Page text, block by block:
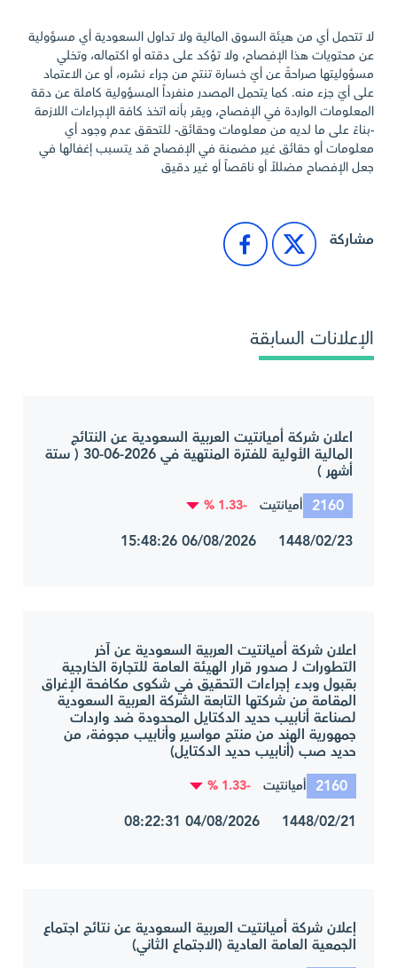
لا تتحمل أي من هيئة السوق المالية ولا تداول السعودية أي مسؤولية
عن محتويات هذا الإفصاح، ولا تؤكد على دقته أو اكتماله، وتخلي
مسؤوليتها صراحةً عن أيّ خسارة تنتج من جراء نشره، أو عن الاعتماد
على أيّ جزء منه. كما يتحمل المصدر منفرداً المسؤولية كاملة عن دقة
المعلومات الواردة في الإفصاح، ويقر بأنه اتخذ كافة الإجراءات اللازمة
-بناءً على ما لديه من معلومات وحقائق- للتحقق عدم وجود أي
معلومات أو حقائق غير مضمنة في الإفصاح قد يتسبب إغفالها في
جعل الإفصاح مضللاً أو ناقصاً أو غير دقيق
مشاركة
الإعلانات السابقة
اعلان شركة أميانتيت العربية السعودية عن النتائج
المالية الأولية للفترة المنتهية في 2026-06-30 ( ستة
أشهر )
2160 أميانتيت -1.33 %
1448/02/23 06/08/2026 15:48:26
اعلان شركة أميانتيت العربية السعودية عن آخر
التطورات لـ صدور قرار الهيئة العامة للتجارة الخارجية
بقبول وبدء إجراءات التحقيق في شكوى مكافحة الإغراق
المقامة من شركتها التابعة الشركة العربية السعودية
لصناعة أنابيب حديد الدكتايل المحدودة ضد واردات
جمهورية الهند من منتج مواسير وأنابيب مجوفة، من
حديد صب (أنابيب حديد الدكتايل)
2160 أميانتيت -1.33 %
1448/02/21 04/08/2026 08:22:31
إعلان شركة أميانتيت العربية السعودية عن نتائج اجتماع
الجمعية العامة العادية (الاجتماع الثاني)